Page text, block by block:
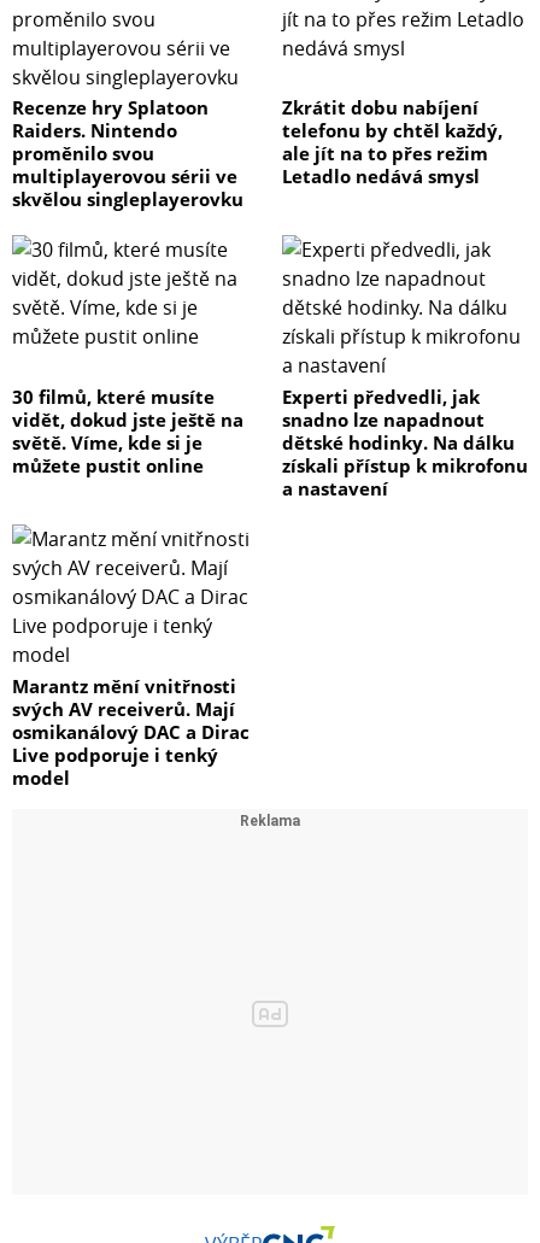
Recenze hry Splatoon
Raiders. Nintendo
proměnilo svou
multiplayerovou sérii ve
skvělou singleplayerovku
Zkrátit dobu nabíjení
telefonu by chtěl každý,
ale jít na to přes režim
Letadlo nedává smysl
30 filmů, které musíte
vidět, dokud jste ještě na
světě. Víme, kde si je
můžete pustit online
Experti předvedli, jak
snadno lze napadnout
dětské hodinky. Na dálku
získali přístup k mikrofonu
a nastavení
Marantz mění vnitřnosti
svých AV receiverů. Mají
osmikanálový DAC a Dirac
Live podporuje i tenký
model